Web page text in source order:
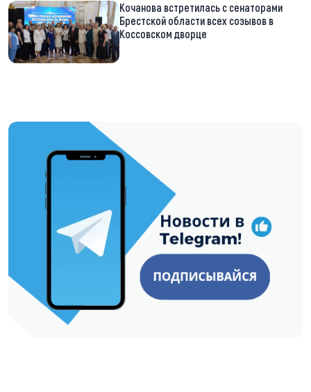
Кочанова встретилась с сенаторами
Брестской области всех созывов в
Коссовском дворце
https://t.me/minskctvby